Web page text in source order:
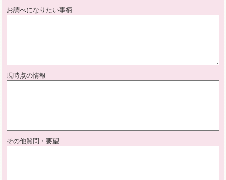
お調べになりたい事柄
現時点の情報
その他質問・要望